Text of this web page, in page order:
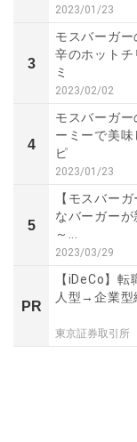
2023/01/23
3
モスバーガ
辛のホット
ミ
2023/02/02
4
モスバーガー
ーミーで美
ピ
2023/01/23
5
【モスバー
なバーガー
～...
2023/03/29
PR
【iDeCo】
人型→企業型
東京証券取引所